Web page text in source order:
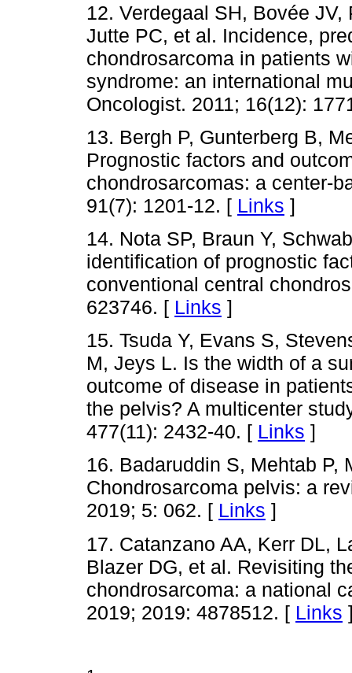
12. Verdegaal SH, Bovée
Jutte PC, et al. Incidence,
chondrosarcoma in patients
syndrome: an international
Oncologist. 2011; 16(12):
13. Bergh P, Gunterberg B,
Prognostic factors and
chondrosarcomas: a
91(7): 1201-12. [ Links ]
14. Nota SP, Braun Y,
identification of prognostic
conventional central
623746. [ Links ]
15. Tsuda Y, Evans S,
M, Jeys L. Is the width of a
outcome of disease in
the pelvis? A multicenter
477(11): 2432-40. [ Links ]
16. Badaruddin S, Mehtab P,
Chondrosarcoma pelvis: a
2019; 5: 062. [ Links ]
17. Catanzano AA, Kerr DL,
Blazer DG, et al. Revisiting
chondrosarcoma: a national
2019; 2019: 4878512. [ Links